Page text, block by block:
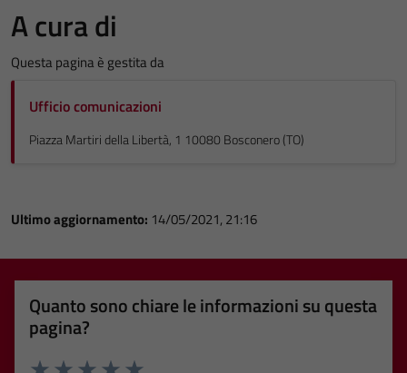
A cura di
Questa pagina è gestita da
Ufficio comunicazioni
Piazza Martiri della Libertà, 1 10080 Bosconero (TO)
Ultimo aggiornamento: 14/05/2021, 21:16
Quanto sono chiare le informazioni su questa
pagina?